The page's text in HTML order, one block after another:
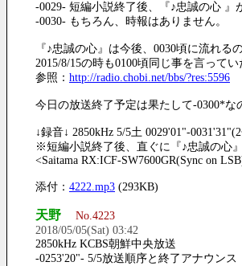
-0029- 短編小説終了後、『♪忠誠の心 』
-0030- もちろん、時報はありません。
『♪忠誠の心』は今後、0030頃に流れる
2015/8/15の時も0100頃同じ事を言って
参照： http://radio.chobi.net/bbs/?res:5596
今日の放送終了予定は果たして-0300*な
↓録音↓ 2850kHz 5/5土 0029'01"-
※短編小説終了後、直ぐに『♪忠誠の心』
<Saitama RX:ICF-SW7600GR(Sync on
添付： 4222.mp3 (293KB)
天野
No.4223
2018/05/05(Sat) 03:42
2850kHz KCBS朝鮮中央放送
-0253'20"- 5/5放送順序と終了アナウンス